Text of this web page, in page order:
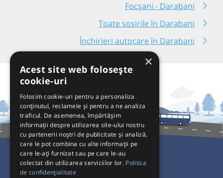
Focșani - Darabani
Toate sosirile în Darabani
Închirieri autocare în Darabani
Pentru Călători
×
Acest site web folosește
cookie-uri
Folosim cookie-uri pentru a personaliza
conținutul, reclamele și pentru a ne analiza
traficul. De asemenea, împărtășim
informații despre utilizarea site-ului nostru
cu partenerii noștri de publicitate și analiză,
care le pot combina cu alte informații pe
care le-ați furnizat sau pe care le-au
colectat din utilizarea serviciilor lor. Politica
de confidențialitate